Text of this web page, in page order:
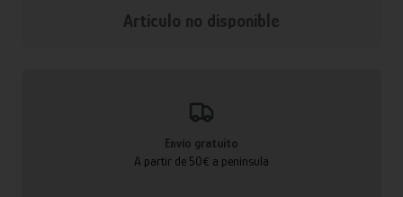
Articulo no disponible
Envío gratuito
A partir de 50€ a península